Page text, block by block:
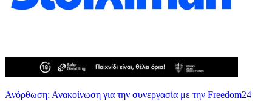
Ανόρθωση: Ανακοίνωση για την συνεργασία με την Freedom24